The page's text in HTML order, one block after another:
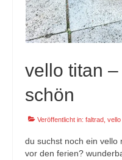
vello titan
schön
Veröffentlicht in: faltrad vello
du suchst noch ein vello
vor den ferien?